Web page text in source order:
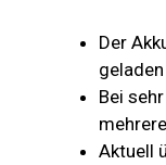
Der
Bei
Aktuell